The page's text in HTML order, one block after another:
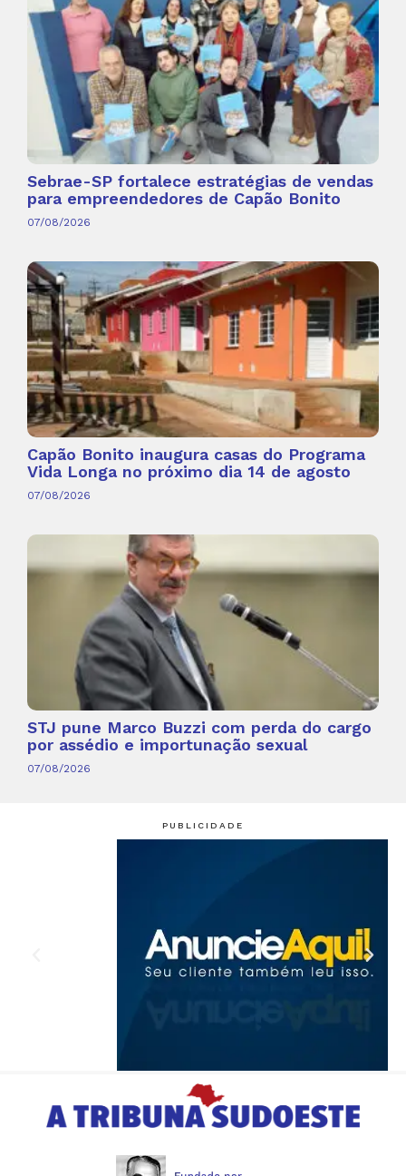
Sebrae-SP fortalece estratégias de vendas
para empreendedores de Capão Bonito
07/08/2026
Capão Bonito inaugura casas do Programa
Vida Longa no próximo dia 14 de agosto
07/08/2026
STJ pune Marco Buzzi com perda do cargo
por assédio e importunação sexual
07/08/2026
PUBLICIDADE